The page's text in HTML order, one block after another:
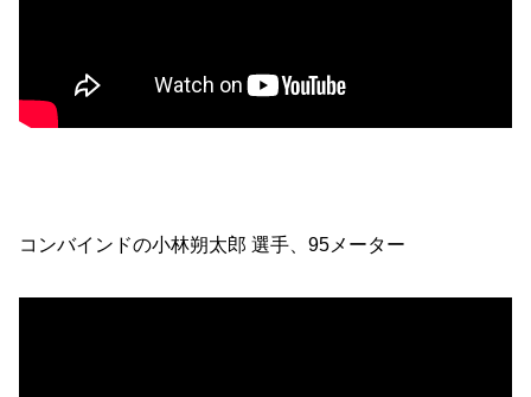
コンバインドの小林朔太郎 選手、95メーター